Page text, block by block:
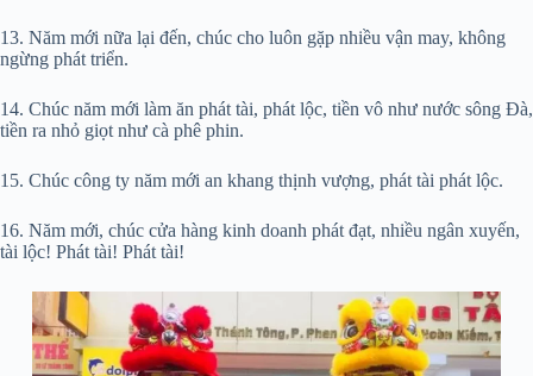
13. Năm mới nữa lại đến, chúc cho luôn gặp nhiều vận may, không
ngừng phát triển.
14. Chúc năm mới làm ăn phát tài, phát lộc, tiền vô như nước sông Đà,
tiền ra nhỏ giọt như cà phê phin.
15. Chúc công ty năm mới an khang thịnh vượng, phát tài phát lộc.
16. Năm mới, chúc cửa hàng kinh doanh phát đạt, nhiều ngân xuyến,
tài lộc! Phát tài! Phát tài!